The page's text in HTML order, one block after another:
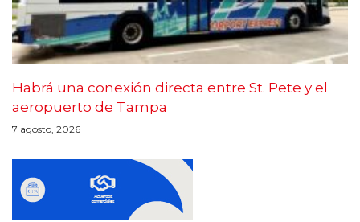
Habrá una conexión directa entre St. Pete y el
aeropuerto de Tampa
7 agosto, 2026